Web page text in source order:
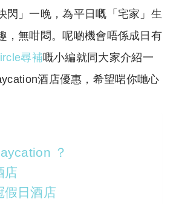
閃」一晚，為平日嘅「宅家」生
，無咁悶。呢啲機會唔係成日有
尋補嘅小編就同大家介紹一
酒店優惠，希望啱你哋心
？
店
假日酒店